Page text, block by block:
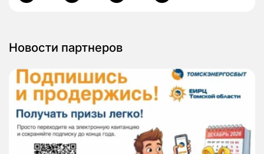
Новости партнеров